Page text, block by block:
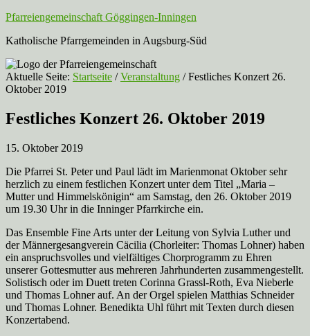
Pfarreiengemeinschaft Göggingen-Inningen
Katholische Pfarrgemeinden in Augsburg-Süd
Aktuelle Seite: Startseite / Veranstaltung /Festliches Konzert 26.
Oktober 2019
Festliches Konzert 26. Oktober 2019
15. Oktober 2019
Die Pfarrei St. Peter und Paul lädt im Marienmonat Oktober sehr
herzlich zu einem festlichen Konzert unter dem Titel „Maria –
Mutter und Himmelskönigin“ am Samstag, den 26. Oktober 2019
um 19.30 Uhr in die Inninger Pfarrkirche ein.
Das Ensemble Fine Arts unter der Leitung von Sylvia Luther und
der Männergesangverein Cäcilia (Chorleiter: Thomas Lohner) haben
ein anspruchsvolles und vielfältiges Chorprogramm zu Ehren
unserer Gottesmutter aus mehreren Jahrhunderten zusammengestellt.
Solistisch oder im Duett treten Corinna Grassl-Roth, Eva Nieberle
und Thomas Lohner auf. An der Orgel spielen Matthias Schneider
und Thomas Lohner. Benedikta Uhl führt mit Texten durch diesen
Konzertabend.